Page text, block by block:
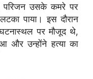
परिजन उसके कमरे पर
पाया। इस दौरान
पर मौजूद थे,
और उन्होंने हत्या का